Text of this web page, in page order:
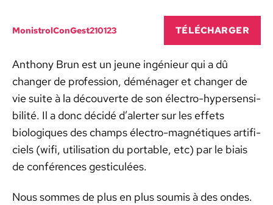
MonistrolConGest210123 TÉLÉCHARG­ER
Antho­ny Brun est un jeune ingénieur qui a dû
chang­er de pro­fes­sion, démé­nag­er et chang­er de
vie suite à la décou­verte de son élec­tro-hyper­sen­si­
bil­ité. Il a donc décidé d’alert­er sur les effets
biologiques des champs élec­tro-mag­né­tiques arti­fi­
ciels (wifi, util­i­sa­tion du portable, etc) par le biais
de con­férences ges­tic­ulées.
Nous sommes de plus en plus soumis à des ondes.